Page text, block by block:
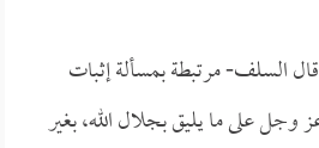
السلف- مرتبطة بمسألة إثبات
وجل على ما يليق بجلال الله، بغير